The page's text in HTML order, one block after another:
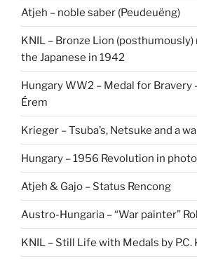
Atjeh – noble saber (Peudeuëng)
KNIL – Bronze Lion
the Japanese in 1942
Hungary WW2 – Medal for Bravery
Érem
Krieger – Tsuba’s, Netsuke and a
Hungary – 1956 Revolution in
Atjeh & Gajo – Status Rencong
Austro-Hungaria – “War painter”
KNIL – Still Life with Medals by P.C.